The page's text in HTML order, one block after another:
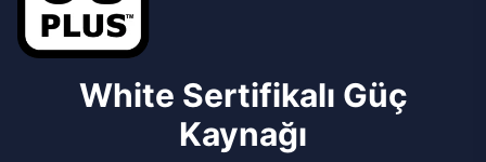
White Sertifikalı Güç
Kaynağı